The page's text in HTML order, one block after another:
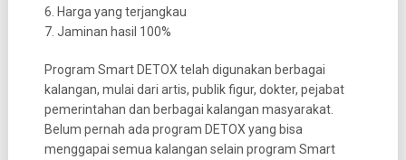
6. Harga yang terjangkau
7. Jaminan hasil 100%
Program Smart DETOX telah digunakan berbagai
kalangan, mulai dari artis, publik figur, dokter, pejabat
pemerintahan dan berbagai kalangan masyarakat.
Belum pernah ada program DETOX yang bisa
menggapai semua kalangan selain program Smart